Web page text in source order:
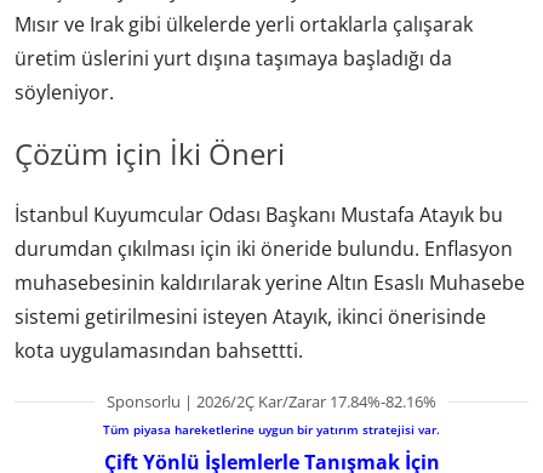
Mısır ve Irak gibi ülkelerde yerli ortaklarla çalışarak
üretim üslerini yurt dışına taşımaya başladığı da
söyleniyor.
Çözüm için İki Öneri
İstanbul Kuyumcular Odası Başkanı Mustafa Atayık bu
durumdan çıkılması için iki öneride bulundu. Enflasyon
muhasebesinin kaldırılarak yerine Altın Esaslı Muhasebe
sistemi getirilmesini isteyen Atayık, ikinci önerisinde
kota uygulamasından bahsettti.
Sponsorlu | 2026/2Ç Kar/Zarar 17.84%-82.16%
Tüm piyasa hareketlerine uygun bir yatırım stratejisi var.
Çift Yönlü İşlemlerle Tanışmak İçin